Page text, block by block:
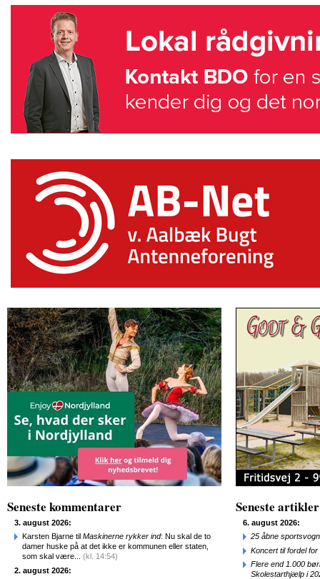
Seneste kommentarer
3. august 2026:
Karsten Bjarne til Maskinerne rykker ind: Nu skal de to
damer huske på at det ikke er kommunen eller staten,
som skal være... (kl. 14:54)
2. august 2026:
Seneste artikler
6. august 2026:
25 åbne
Koncert til fordel
Flere end 1.000
Skolestarthjælp i